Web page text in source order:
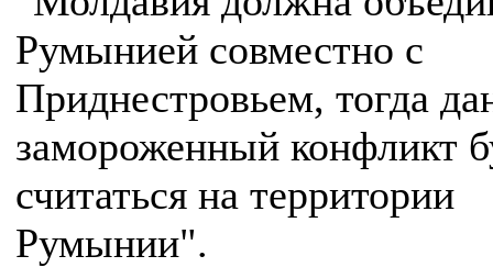
Румынией совместно с
Приднестровьем, тогда
замороженный конфликт
считаться на территории
Румынии".